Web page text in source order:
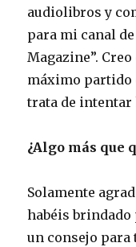
audiolibros y
para mi canal
Magazine”.
máximo partido
trata de intentar
¿Algo más que
Solamente
habéis
un consejo para